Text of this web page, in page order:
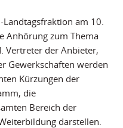
Landtagsfraktion am 10.
Anhörung zum Thema
Vertreter der Anbieter,
Gewerkschaften werden
Kürzungen der
die
Bereich der
darstellen.